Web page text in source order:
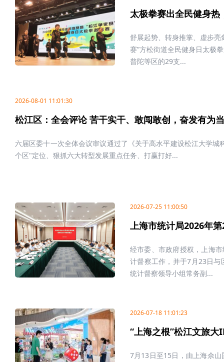
太极拳赛出全民健身热
舒展起势、转身推掌、虚步
赛”方松街道全民健身日太极
普陀等区的29支...
2026-08-01 11:01:30
松江区：全会评论 苦干实干、敢闯敢创，奋发有为
六届区委十一次全体会议审议通过了《关于高水平建设松江大学
个区"定位、狠抓六大转型发展重点任务、打赢打好...
2026-07-25 11:00:50
上海市统计局2026年
经市委、市政府授权，上海
计督察工作，并于7月23日
统计督察领导小组常务副...
2026-07-18 11:01:23
“上海之根”松江文旅
7月13日至15日，由上海佘